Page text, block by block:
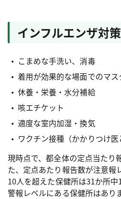
インフルエンザ対
こまめな手洗い、消毒
着用が効果的な場面でのマス
休養・栄養・水分補給
咳エチケット
適度な室内加湿・換気
ワクチン接種（かかりつけ医
現時点で、都全体の定点当たり
た、定点あたり報告数が注意報
10人を超えた保健所は31か所中
警報レベルにある保健所はあり